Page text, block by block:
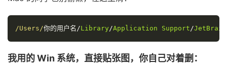
/Users/你的用户名/Library/Application Support /
我用的 Win 系统，直接贴张图，你自己对着删：